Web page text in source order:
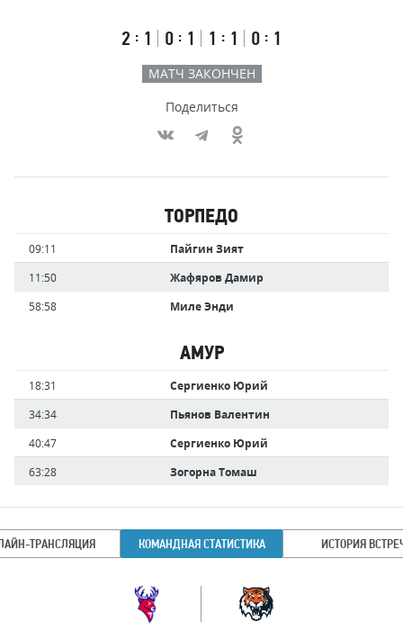
Первый
тайм
2 : 1
Второй
тайм
0 : 1
Третий
тайм
1 : 1 Овертайм
0 : 1
МАТЧ ЗАКОНЧЕН
Поделиться
забившие
голы
ТОРПЕДО
Время Имя
игрока
09:11
Пайгин Зият
11:50
Жафяров Дамир
58:58
Миле Энди
АМУР
Время Имя
игрока
18:31
Сергиенко Юрий
34:34
Пьянов Валентин
40:47
Сергиенко Юрий
63:28
Зогорна Томаш
ТРАНСЛЯЦИЯ КОМАНДНАЯ СТАТИСТИКА ИСТОРИЯ
Команда